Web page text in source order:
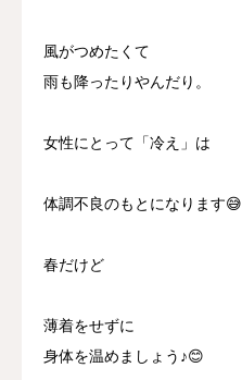
風がつめたくて
雨も降ったりやんだり。
女性にとって「冷え」は
体調不良のもとになります😅
春だけど
薄着をせずに
身体を温めましょう♪😊